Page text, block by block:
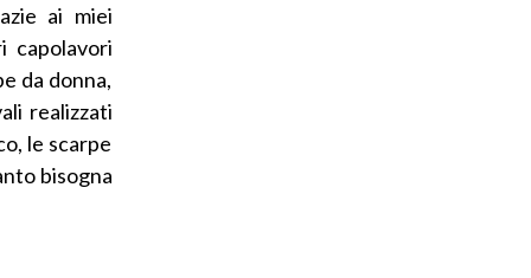
ai miei
capolavori
da donna,
realizzati
le scarpe
bisogna